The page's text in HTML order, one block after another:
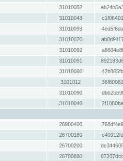
31010052
31010043
31010093
31010070
31010092
31010091
31010080
3101012
31010090
31010040
26900400
26700180
26700200
26700880